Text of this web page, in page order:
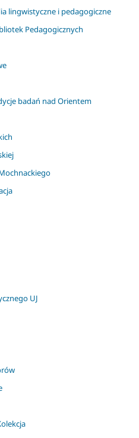
lingwistyczne i pedagogiczne
Pedagogicznych
badań nad Orientem
UJ